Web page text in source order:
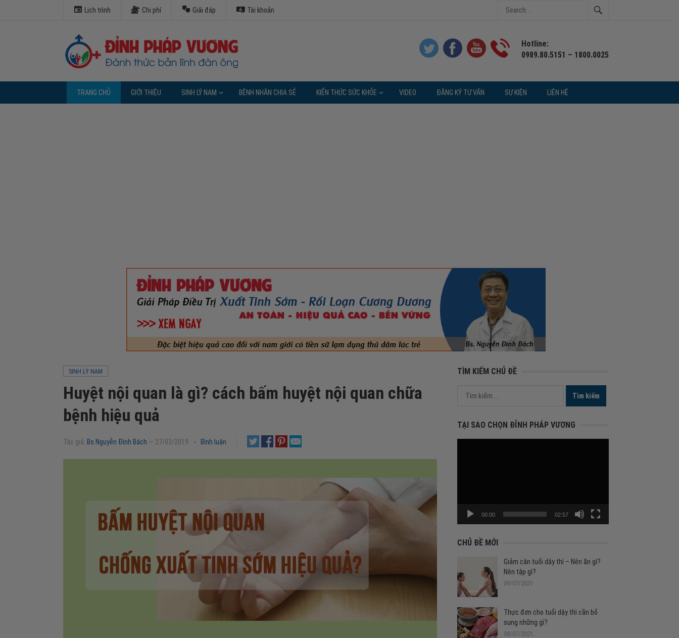
Lịch trình Chi phí Giải đáp Tài khoản
Hotline:
0989.80.5151 – 1800.0025
TRANG CHỦ GIỚI THIỆU SINH LÝ NAM BỆNH NHÂN CHIA SẺ KIẾN THỨC SỨC KHỎE VIDEO ĐĂNG KÝ TƯ VẤN SỰ KIỆN LIÊN HỆ
SINH LÝ NAM
Huyệt nội quan là gì? cách bấm huyệt nội quan chữa
bệnh hiệu quả
Tác giả: Bs Nguyễn Đình Bách — 27/03/2019 Bình luận
TÌM KIẾM CHỦ ĐỀ
Tìm
TẠI SAO CHỌN ĐỈNH PHÁP VƯƠNG
00:00 02:57
CHỦ ĐỀ MỚI
Giảm cân tuổi dậy thì – Nên ăn gì?
Nên tập gì?
09/07/2021
Thực đơn cho tuổi dậy thì cần bổ
sung những gì?
08/07/2021